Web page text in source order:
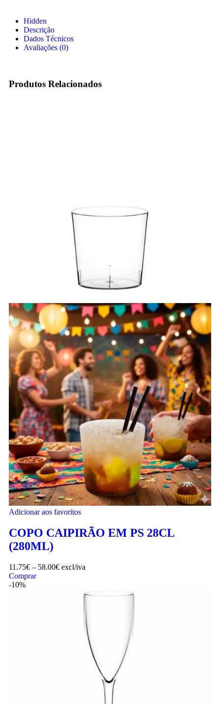
Hidden
Descrição
Dados Técnicos
Avaliações (0)
Produtos Relacionados
Adicionar aos favoritos
COPO CAIPIRÃO EM PS 28CL
(280ML)
11.75€ – 58.00€ excl/iva
Comprar
-10%